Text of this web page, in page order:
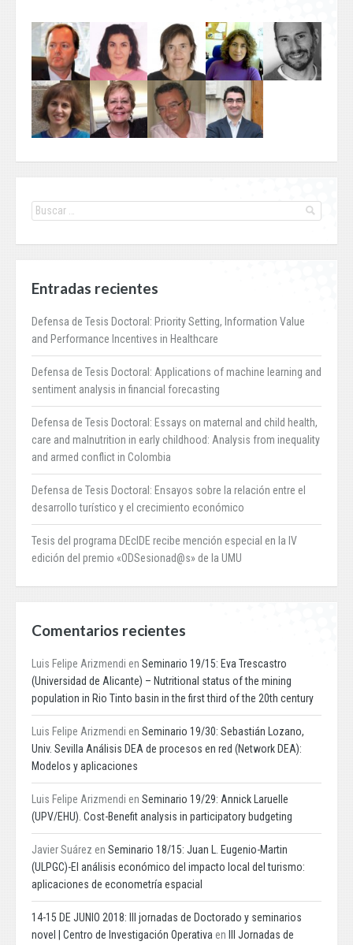
Entradas recientes
Defensa de Tesis Doctoral: Priority Setting, Information Value
and Performance Incentives in Healthcare
Defensa de Tesis Doctoral: Applications of machine learning and
sentiment analysis in financial forecasting
Defensa de Tesis Doctoral: Essays on maternal and child health,
care and malnutrition in early childhood: Analysis from inequality
and armed conflict in Colombia
Defensa de Tesis Doctoral: Ensayos sobre la relación entre el
desarrollo turístico y el crecimiento económico
Tesis del programa DEcIDE recibe mención especial en la IV
edición del premio «ODSesionad@s» de la UMU
Comentarios recientes
Luis Felipe Arizmendi en Seminario 19/15: Eva Trescastro
(Universidad de Alicante) – Nutritional status of the mining
population in Rio Tinto basin in the first third of the 20th century
Luis Felipe Arizmendi en Seminario 19/30: Sebastián Lozano,
Univ. Sevilla Análisis DEA de procesos en red (Network DEA):
Modelos y aplicaciones
Luis Felipe Arizmendi en Seminario 19/29: Annick Laruelle
(UPV/EHU). Cost-Benefit analysis in participatory budgeting
Javier Suárez en Seminario 18/15: Juan L. Eugenio-Martin
(ULPGC)-El análisis económico del impacto local del turismo:
aplicaciones de econometría espacial
14-15 DE JUNIO 2018: III jornadas de Doctorado y seminarios
novel | Centro de Investigación Operativa en
III Jornadas de